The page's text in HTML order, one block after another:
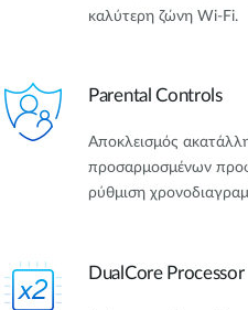
καλύτερη ζώνη Wi-Fi.
Parental Controls
Αποκλεισμός
προσαρμοσμένων
ρύθμιση
DualCore Processor